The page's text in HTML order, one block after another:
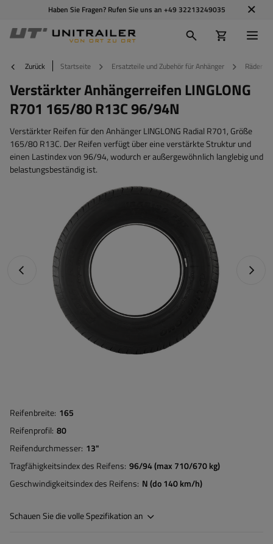
Haben Sie Fragen? Rufen Sie uns an +49 32213249035
Zurück Startseite Ersatzteile und Zubehör für Anhänger Räder
Verstärkter Anhängerreifen LINGLONG
R701 165/80 R13C 96/94N
Verstärkter Reifen für den Anhänger LINGLONG Radial R701, Größe
165/80 R13C. Der Reifen verfügt über eine verstärkte Struktur und
einen Lastindex von 96/94, wodurch er außergewöhnlich langlebig und
belastungsbeständig ist.
Vorheriges Foto
Reifenbreite 165
Reifenprofil 80
Reifendurchmesser 13"
Tragfähigkeitsindex des Reifens 96/94 (max 710/670 kg)
Geschwindigkeitsindex des Reifens N (do 140 km/h)
Schauen Sie die volle Spezifikation an